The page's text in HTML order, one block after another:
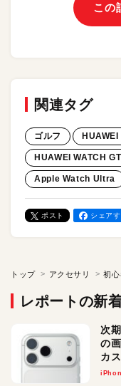
この
関連タグ
ゴルフ
HUAWEI WATCH
Apple Watch Ultra
ポスト シェアす
トップ アクセサリ
レポートの新
次
の
カ